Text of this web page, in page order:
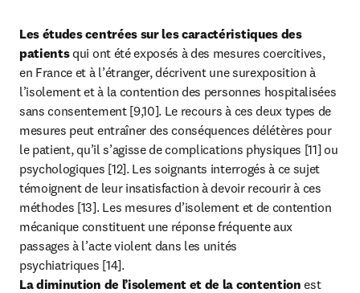
Les études centrées sur les caractéristiques des
patients qui ont été exposés à des mesures coercitives,
en France et à l’étranger, décrivent une surexposition à
l’isolement et à la contention des personnes hospitalisées
sans consentement [9,10]. Le recours à ces deux types de
mesures peut entraîner des conséquences délétères pour
le patient, qu’il s’agisse de complications physiques [11] ou
psychologiques [12]. Les soignants interrogés à ce sujet
témoignent de leur insatisfaction à devoir recourir à ces
méthodes [13]. Les mesures d’isolement et de contention
mécanique constituent une réponse fréquente aux
passages à l’acte violent dans les unités
La diminution de l’isolement et de la contention est